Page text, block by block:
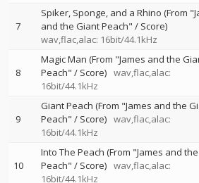
7
Spiker, Sponge, and a Rhino (From
and the Giant Peach" / Score)
wav,flac,alac: 16bit/44.1kHz
8
Magic Man (From "James and the
Peach" / Score) wav,flac,alac:
16bit/44.1kHz
9
Giant Peach (From "James and the
Peach" / Score) wav,flac,alac:
16bit/44.1kHz
10
Into The Peach (From "James and
Peach" / Score) wav,flac,alac:
16bit/44.1kHz